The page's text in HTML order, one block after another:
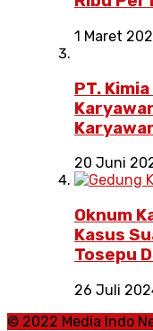
1 Maret
PT.
20 Juni
Oknum
Kasus
Tosepu
26 Juli
© 2022 Media Indo